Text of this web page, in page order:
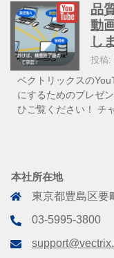
品
動
し
投稿:
ベクトリックスの
にするためのプレゼ
ひご覧ください！ チ
本社所在地
東京都豊島区要
03-5995-3800